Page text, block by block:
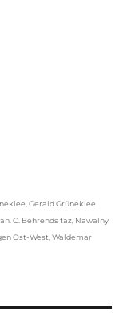
Beobachtungen
,Gerald Grüneklee
C. Behrends taz Nawalny
Ost-West ,Waldemar